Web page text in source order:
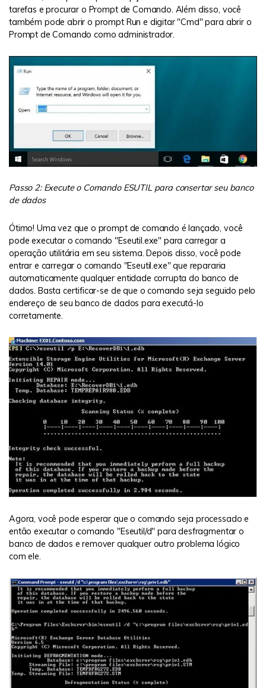
tarefas e procurar o Prompt de Comando. Além disso, você
também pode abrir o prompt Run e digitar "Cmd" para abrir o
Prompt de Comando como administrador.
Passo 2: Execute o Comando ESUTIL para consertar seu banco
de dados
Ótimo! Uma vez que o prompt de comando é lançado, você
pode executar o comando "Eseutil.exe" para carregar a
operação utilitária em seu sistema. Depois disso, você pode
entrar e carregar o comando "Eseutil.exe" que repararia
automaticamente qualquer entidade corrupta do banco de
dados. Basta certificar-se de que o comando seja seguido pelo
endereço de seu banco de dados para executá-lo
corretamente.
Agora, você pode esperar que o comando seja processado e
então executar o comando "Eseutil/d" para desfragmentar o
banco de dados e remover qualquer outro problema lógico
com ele.